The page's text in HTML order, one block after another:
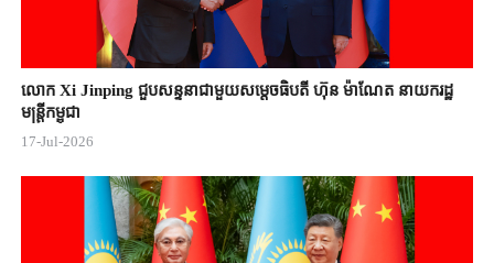
លោក Xi Jinping ជួបសន្ទនាជាមួយសម្តេចធិបតី ហ៊ុន ម៉ាណែត នាយករដ្ឋ
មន្ត្រីកម្ពុជា
17-Jul-2026